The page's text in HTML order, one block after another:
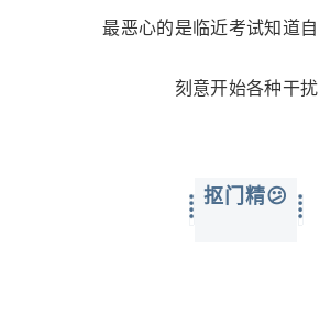
最恶心的是临近考试知道
刻意开始各种干扰
抠门精😕